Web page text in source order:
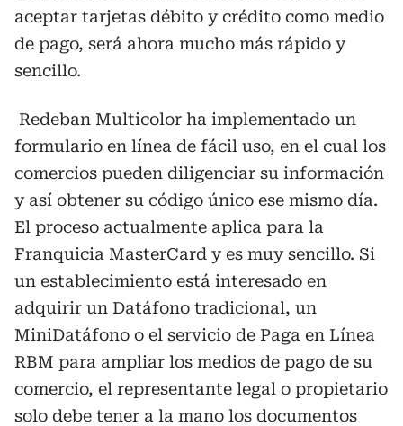
aceptar tarjetas débito y crédito como medio
de pago, será ahora mucho más rápido y
sencillo.
Redeban Multicolor ha implementado un
formulario en línea de fácil uso, en el cual los
comercios pueden diligenciar su información
y así obtener su código único ese mismo día.
El proceso actualmente aplica para la
Franquicia MasterCard y es muy sencillo. Si
un establecimiento está interesado en
adquirir un Datáfono tradicional, un
MiniDatáfono o el servicio de Paga en Línea
RBM para ampliar los medios de pago de su
comercio, el representante legal o propietario
solo debe tener a la mano los documentos